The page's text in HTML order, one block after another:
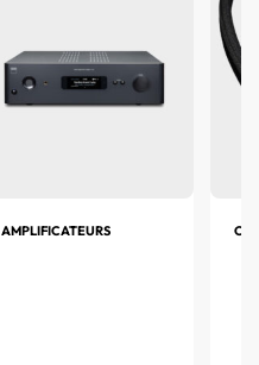
AMPLIFICATEURS